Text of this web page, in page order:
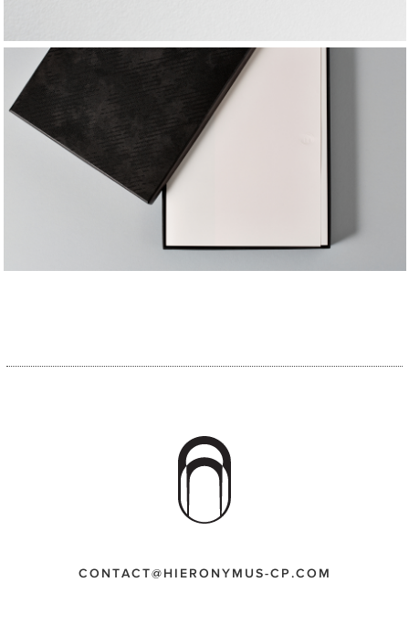
CONTACT@HIERONYMUS-CP.COM